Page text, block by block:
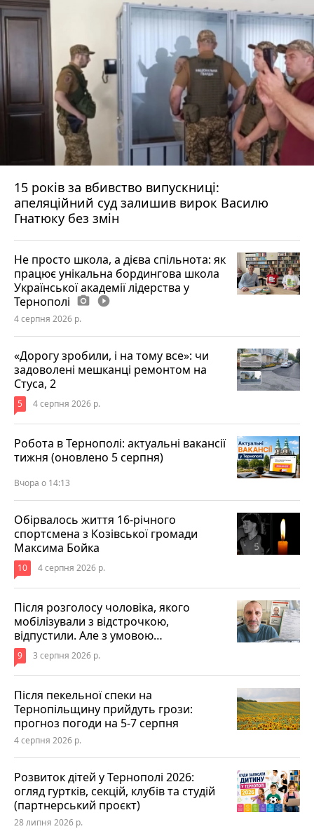
15 років за вбивство випускниці:
апеляційний суд залишив вирок Василю
Гнатюку без змін
Не просто школа, а дієва спільнота: як
працює унікальна бордингова школа
Української академії лідерства у
Тернополі photo_camera play_circle_filled
4 серпня 2026 р.
«Дорогу зробили, і на тому все»: чи
задоволені мешканці ремонтом на
Стуса, 2
5 4 серпня 2026 р.
Робота в Тернополі: актуальні вакансії
тижня (оновлено 5 серпня)
Вчора о 14:13
Обірвалось життя 16-річного
спортсмена з Козівської громади
Максима Бойка
10 4 серпня 2026 р.
Після розголосу чоловіка, якого
мобілізували з відстрочкою,
відпустили. Але з умовою…
9 3 серпня 2026 р.
Після пекельної спеки на
Тернопільщину прийдуть грози:
прогноз погоди на 5-7 серпня
4 серпня 2026 р.
Розвиток дітей у Тернополі 2026:
огляд гуртків, секцій, клубів та студій
(партнерський проєкт)
28 липня 2026 р.